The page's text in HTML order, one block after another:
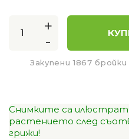
+
-
Закупени 1867 бройки
Снимките са
растението след
грижи!